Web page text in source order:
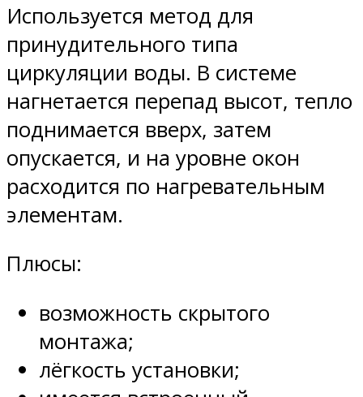
Используется метод для
принудительного типа
циркуляции воды. В системе
нагнетается перепад высот, тепло
поднимается вверх, затем
опускается, и на уровне окон
расходится по нагревательным
элементам.
Плюсы:
возможность скрытого
монтажа;
лёгкость установки;